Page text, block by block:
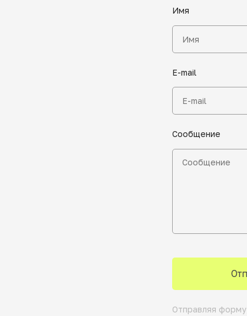
Имя
E-mail
Сообщение
Отправляя